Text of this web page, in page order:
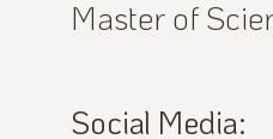
Master of
Social Media: